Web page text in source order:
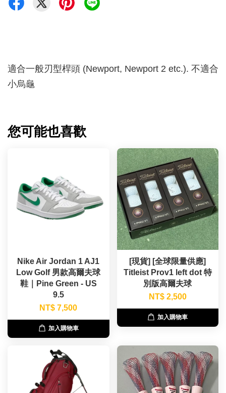
適合一般刃型桿頭 (Newport, Newport 2 etc.). 不適合
小烏龜
您可能也喜歡
Nike Air Jordan 1 AJ1
Low Golf 男款高爾夫球
鞋｜Pine Green - US
9.5
NT$ 7,500
加入購物車
[現貨] [全球限量供應]
Titleist Prov1 left dot 特
別版高爾夫球
NT$ 2,500
加入購物車